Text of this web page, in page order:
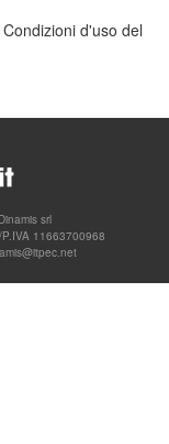
Condizioni d'uso del